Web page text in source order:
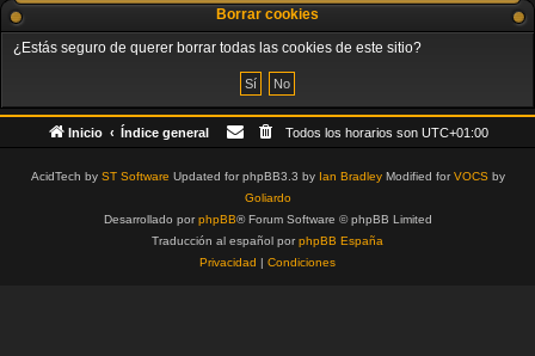
Borrar cookies
¿Estás seguro de querer borrar todas las cookies de este sitio?
Inicio Índice general Todos los horarios son UTC+01:00
AcidTech by ST Software Updated for phpBB3.3 by Ian BradleyModified forVOCSby
Goliardo
Desarrollado porphpBB® Forum Software © phpBB Limited
Traducción al español porphpBB España
Privacidad | Condiciones